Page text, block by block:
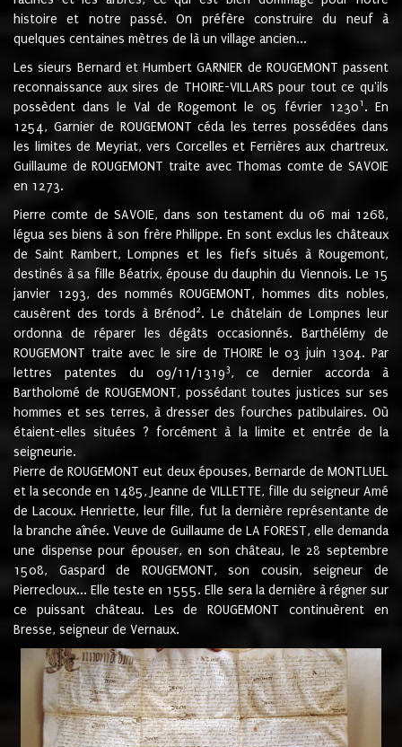
histoire et notre passé. On préfère construire du neuf à
quelques centaines mètres de là un village ancien...
Les sieurs Bernard et Humbert GARNIER de ROUGEMONT passent
reconnaissance aux sires de THOIRE-VILLARS pour tout ce qu'ils
possèdent dans le Val de Rogemont le 05 février 12301 . En
1254, Garnier de ROUGEMONT céda les terres possédées dans
les limites de Meyriat, vers Corcelles et Ferrières aux chartreux.
Guillaume de ROUGEMONT traite avec Thomas comte de SAVOIE
en 1273.
Pierre comte de SAVOIE, dans son testament du 06 mai 1268,
légua ses biens à son frère Philippe. En sont exclus les châteaux
de Saint Rambert, Lompnes et les fiefs situés à Rougemont,
destinés à sa fille Béatrix, épouse du dauphin du Viennois. Le 15
janvier 1293, des nommés ROUGEMONT, hommes dits nobles,
causèrent des tords à Brénod 2. Le châtelain de Lompnes leur
ordonna de réparer les dégâts occasionnés. Barthélémy de
ROUGEMONT traite avec le sire de THOIRE le 03 juin 1304. Par
lettres patentes du 09/11/13193, ce dernier accorda à
Bartholomé de ROUGEMONT, possédant toutes justices sur ses
hommes et ses terres, à dresser des fourches patibulaires. Où
étaient-elles situées ? forcément à la limite et entrée de la
seigneurie.
Pierre de ROUGEMONT eut deux épouses, Bernarde de MONTLUEL
et la seconde en 1485, Jeanne de VILLETTE, fille du seigneur Amé
de Lacoux. Henriette, leur fille, fut la dernière représentante de
la branche aînée. Veuve de Guillaume de LA FOREST, elle demanda
une dispense pour épouser, en son château, le 28 septembre
1508, Gaspard de ROUGEMONT, son cousin, seigneur de
Pierrecloux... Elle teste en 1555. Elle sera la dernière à régner sur
ce puissant château. Les de ROUGEMONT continuèrent en
Bresse, seigneur de Vernaux.